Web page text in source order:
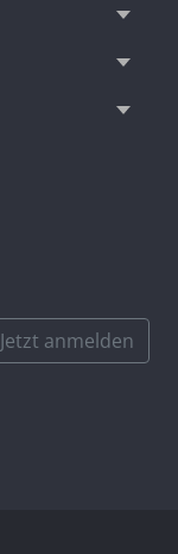
Jetzt anmelden